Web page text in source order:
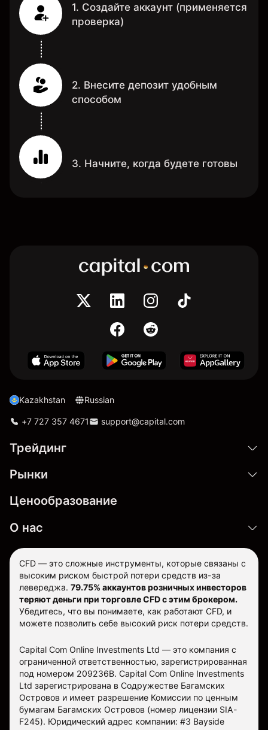
1. Создайте аккаунт (применяется
проверка)
2. Внесите депозит удобным
способом
3. Начните, когда будете готовы
Kazakhstan Russian
+7 727 357 4671 support@capital.com
Трейдинг
Рынки
Ценообразование
О нас
CFD — это сложные инструменты, которые связаны с
высоким риском быстрой потери средств из-за
левереджа. 79.75% аккаунтов розничных инвесторов
теряют деньги при торговле CFD с этим брокером.
Убедитесь, что вы понимаете, как работают CFD, и
можете позволить себе высокий риск потери средств.
Capital Com Online Investments Ltd — это компания с
ограниченной ответственностью, зарегистрированная
под номером 209236B. Capital Com Online Investments
Ltd зарегистрирована в Содружестве Багамских
Островов и имеет разрешение Комиссии по ценным
бумагам Багамских Островов (номер лицензии SIA-
F245). Юридический адрес компании: #3 Bayside